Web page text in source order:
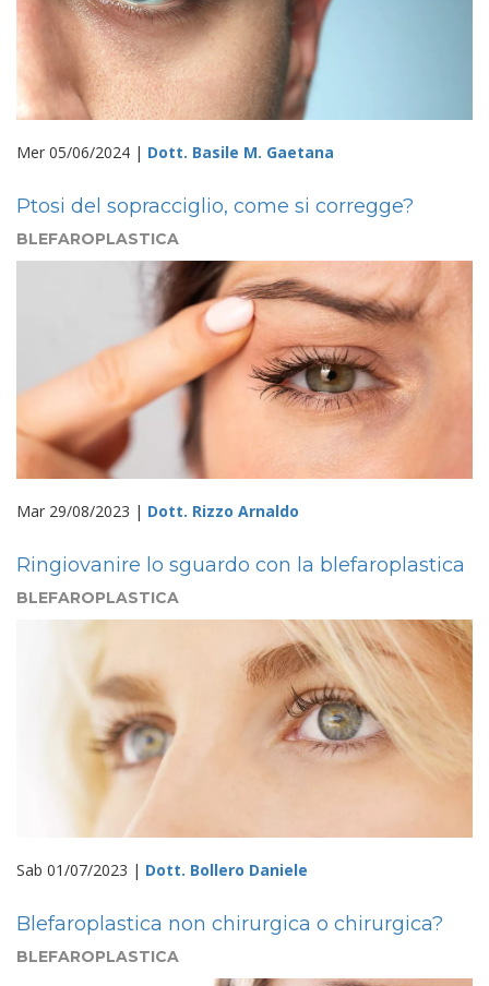
Mer 05/06/2024 | Dott. Basile M. Gaetana
Ptosi del sopracciglio, come si corregge?
BLEFAROPLASTICA
Mar 29/08/2023 | Dott. Rizzo Arnaldo
Ringiovanire lo sguardo con la blefaroplastica
BLEFAROPLASTICA
Sab 01/07/2023 | Dott. Bollero Daniele
Blefaroplastica non chirurgica o chirurgica?
BLEFAROPLASTICA